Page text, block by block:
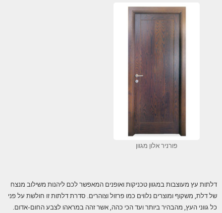
פורניר אלון מגוון
דלתות עץ מעוצבות במגוון טכניקות ואופנים המאפשר לכם ליהנות משילוב מנצח
של דלת, משקוף ומוצרים נלווים כמו פרזול וצוהרים. סדרת דלתות זו חולשת על פני
כל גווני העץ, מהבהיר ביותר ועד הכי כהה, אשר זהה במראהו לצבע החום-אדום.